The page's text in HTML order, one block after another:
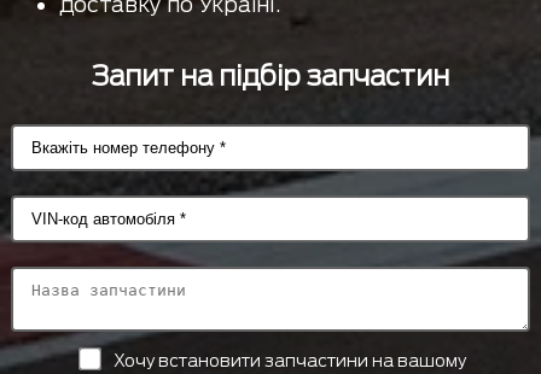
Запит на підбір запчастин
Хочу встановити запчастини на вашому